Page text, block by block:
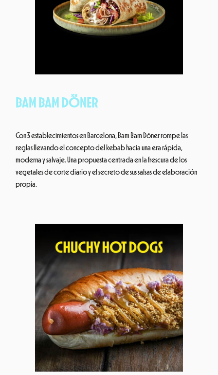
BAM BAM DÖNER
Con 3 establecimientos en Barcelona, Bam Bam Döner rompe las
reglas llevando el concepto del kebab hacia una era rápida,
moderna y salvaje. Una propuesta centrada en la frescura de los
vegetales de corte diario y el secreto de sus salsas de elaboración
propia.